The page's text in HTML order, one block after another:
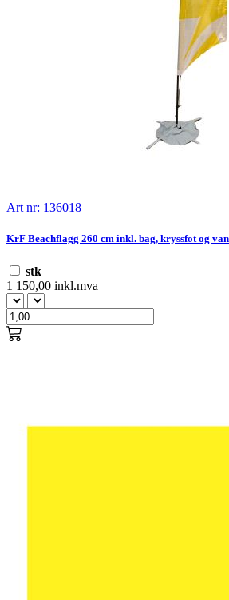
Art nr: 136018
KrF Beachflagg 260 cm inkl. bag, kryssfot og
stk
1 150,00 inkl.mva